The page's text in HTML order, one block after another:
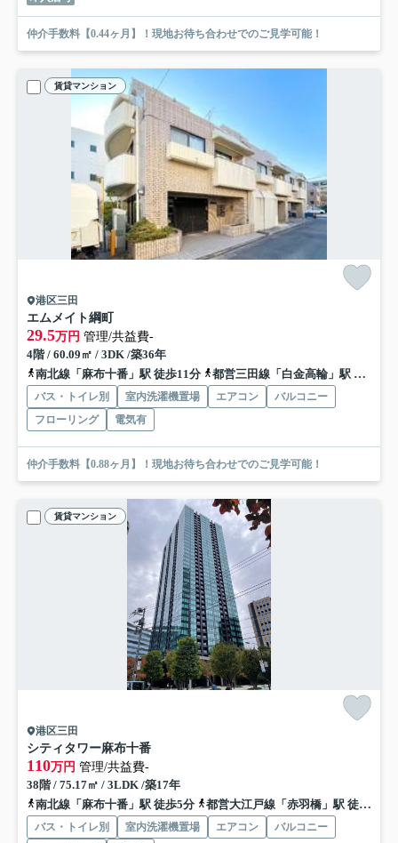
仲介手数料【0.44ヶ月】！現地お待ち合わせでのご見学可能！
賃貸マンション
港区三田
エムメイト綱町
29.5万円 管理/共益費-
4階 / 60.09㎡ / 3DK /築36年
南北線「麻布十番」駅 徒歩11分
都営三田線「白金高輪」駅 徒歩12分
バス・トイレ別 室内洗濯機置場 エアコン
バルコニー
フローリング
電気有
仲介手数料【0.88ヶ月】！現地お待ち合わせでのご見学可能！
賃貸マンション
港区三田
シティタワー麻布十番
110万円 管理/共益費-
38階 / 75.17㎡ / 3LDK /築17年
南北線「麻布十番」駅 徒歩5分
都営大江戸線「赤羽橋」駅 徒歩5分
バス・トイレ別 室内洗濯機置場 エアコン
バルコニー